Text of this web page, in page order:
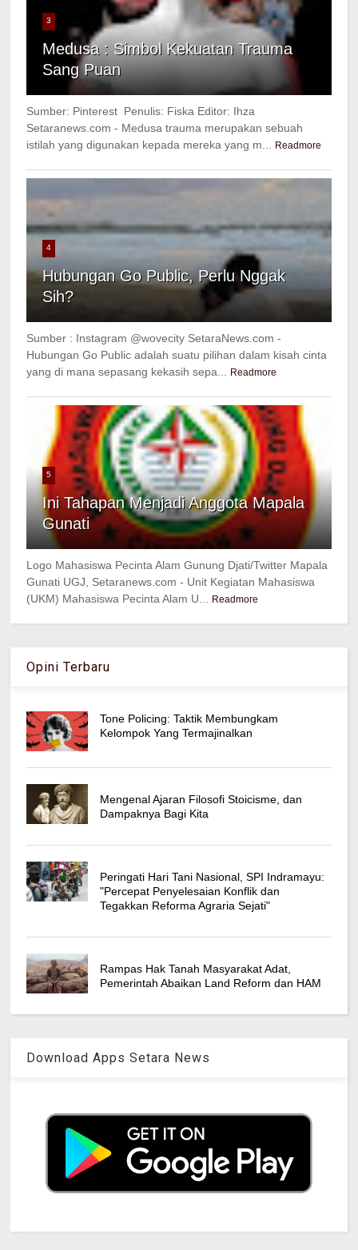
3
Medusa : Simbol Kekuatan Trauma
Sang Puan
Sumber: Pinterest Penulis: Fiska Editor: Ihza
Setaranews.com - Medusa trauma merupakan sebuah
istilah yang digunakan kepada mereka yang m...
Readmore
4
Hubungan Go Public, Perlu Nggak
Sih?
Sumber : Instagram @wovecity SetaraNews.com -
Hubungan Go Public adalah suatu pilihan dalam kisah cinta
yang di mana sepasang kekasih sepa...
Readmore
5
Ini Tahapan Menjadi Anggota Mapala
Gunati
Logo Mahasiswa Pecinta Alam Gunung Djati/Twitter Mapala
Gunati UGJ, Setaranews.com - Unit Kegiatan Mahasiswa
(UKM) Mahasiswa Pecinta Alam U...
Readmore
Opini Terbaru
Tone Policing: Taktik Membungkam
Kelompok Yang Termajinalkan
Mengenal Ajaran Filosofi Stoicisme, dan
Dampaknya Bagi Kita
Peringati Hari Tani Nasional, SPI Indramayu:
"Percepat Penyelesaian Konflik dan
Tegakkan Reforma Agraria Sejati"
Rampas Hak Tanah Masyarakat Adat,
Pemerintah Abaikan Land Reform dan HAM
Download Apps Setara News